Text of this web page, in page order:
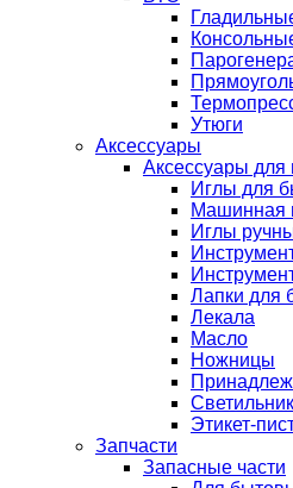
Утюги
Аксессуары
Аксессуары для
Иглы для
Машинная
Иглы
Лапки для
Лекала
Масло
Ножницы
Этикет-
Запчасти
Запасные части